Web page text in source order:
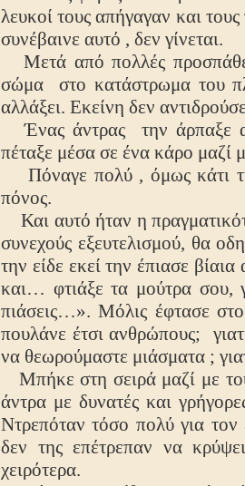
λευκοί τους απήγαγαν και
συνέβαινε αυτό , δεν γίνεται.
Μετά από πολλές
σώμα
στο κατάστρωμα του
αλλάξει. Εκείνη δεν
Ένας άντρας
την άρπαξε
πέταξε μέσα σε ένα κάρο μαζί
Πόναγε πολύ , όμως κάτι
πόνος.
Και αυτό ήταν η
συνεχούς εξευτελισμού, θα
την είδε εκεί την έπιασε
και… φτιάξε τα μούτρα σου,
πιάσεις…». Μόλις έφτασε
πουλάνε έτσι ανθρώπους;
να θεωρούμαστε μιάσματα ;
Μπήκε στη σειρά μαζί με
άντρα με δυνατές και
Ντρεπόταν τόσο πολύ για τον
δεν της επέτρεπαν να
χειρότερα.